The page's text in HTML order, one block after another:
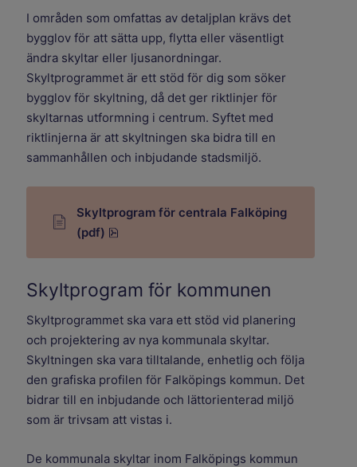
I områden som omfattas av detaljplan krävs det
bygglov för att sätta upp, flytta eller väsentligt
ändra skyltar eller ljusanordningar.
Skyltprogrammet är ett stöd för dig som söker
bygglov för skyltning, då det ger riktlinjer för
skyltarnas utformning i centrum. Syftet med
riktlinjerna är att skyltningen ska bidra till en
sammanhållen och inbjudande stadsmiljö.
Skyltprogram för centrala Falköping
(pdf)
Skyltprogram för kommunen
Skyltprogrammet ska vara ett stöd vid planering
och projektering av nya kommunala skyltar.
Skyltningen ska vara tilltalande, enhetlig och följa
den grafiska profilen för Falköpings kommun. Det
bidrar till en inbjudande och lättorienterad miljö
som är trivsam att vistas i.
De kommunala skyltar inom Falköpings kommun